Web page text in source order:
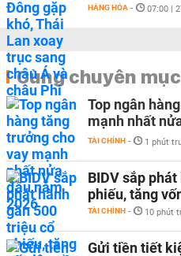
HÀNG HÓA - 07:00 |
Cùng chuyên mục
Top ngân
mạnh nhất
TÀI CHÍNH - 1 phút
BIDV sắp
phiếu, tăng
TÀI CHÍNH - 10 phút
Gửi tiền tiết